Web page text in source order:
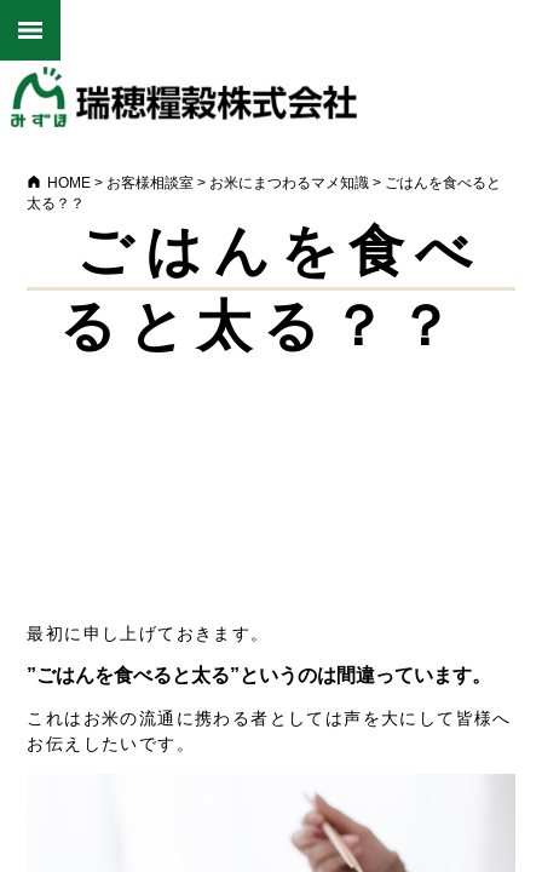
HOME > お客様相談室 > お米にまつわるマメ知識 > ごはんを食べると
太る？？
ごはんを食べ
ると太る？？
最初に申し上げておきます。
”ごはんを食べると太る”というのは間違っています。
これはお米の流通に携わる者としては声を大にして皆様へ
お伝えしたいです。